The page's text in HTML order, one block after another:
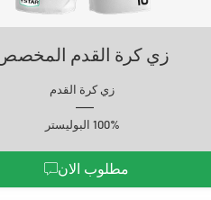
زي كرة القدم
زي كرة القدم
100% البوليستر
مطلوب الان